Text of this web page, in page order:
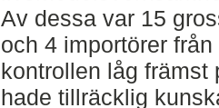
Av dessa var 15
och 4 importörer
kontrollen låg främst
hade tillräcklig